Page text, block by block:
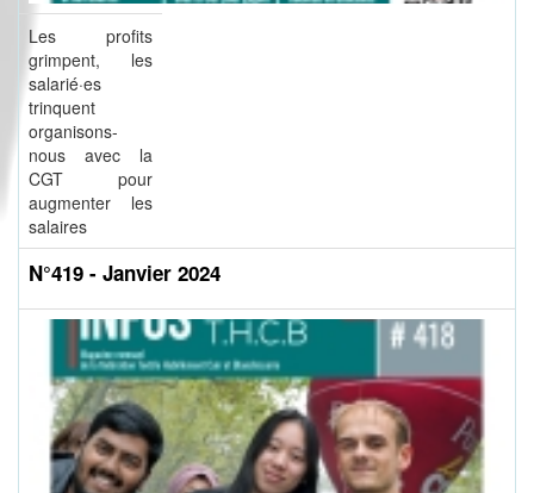
Les profits
grimpent, les
salarié·es
trinquent
organisons-
nous avec la
CGT pour
augmenter les
salaires
N°419 - Janvier 2024